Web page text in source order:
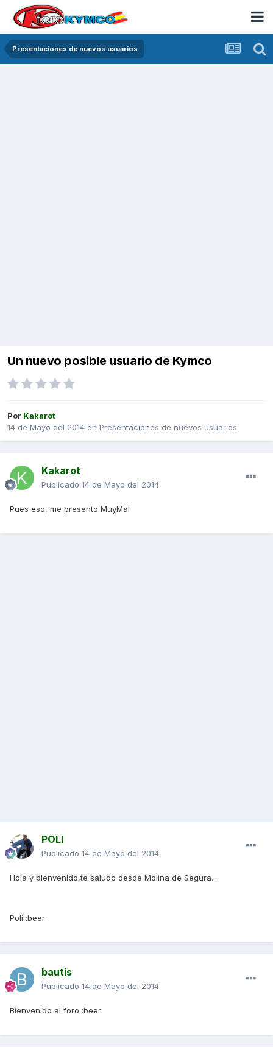
Presentaciones de nuevos usuarios
Un nuevo posible usuario de Kymco
Por Kakarot
14 de Mayo del 2014 en Presentaciones de nuevos usuarios
Kakarot
Publicado 14 de Mayo del 2014
Pues eso, me presento MuyMal
POLI
Publicado 14 de Mayo del 2014
Hola y bienvenido,te saludo desde Molina de Segura...
Poli :beer
bautis
Publicado 14 de Mayo del 2014
Bienvenido al foro :beer